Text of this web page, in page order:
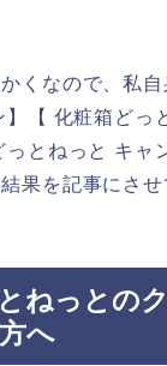
くなので、私
】【 化粧箱どっ
とねっと キャ
果を記事にさせ
ねっとの
へ